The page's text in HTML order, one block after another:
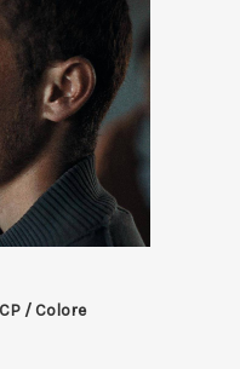
/ Colore